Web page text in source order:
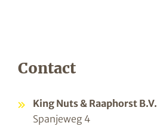
Contact
King Nuts & Raaphorst B.V.
Spanjeweg 4